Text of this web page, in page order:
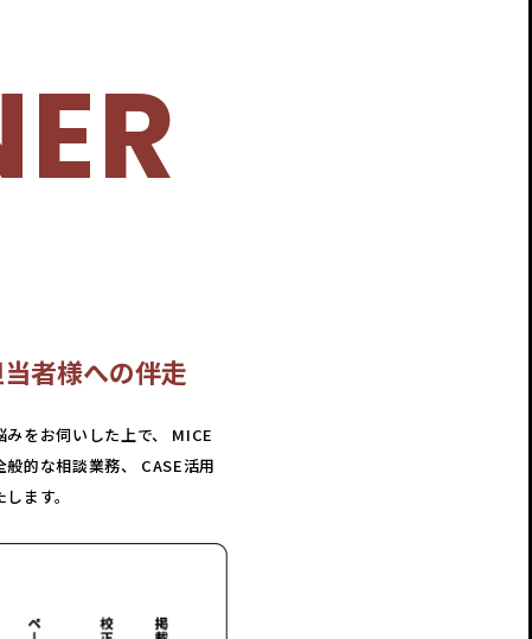
者様への伴走
みをお伺いした上で、 MICE
般的な相談業務、 CASE活用
ます。